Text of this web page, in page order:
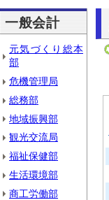
一般会計
元気づくり総本
部
危機管理局
総務部
地域振興部
観光交流局
福祉保健部
生活環境部
商工労働部